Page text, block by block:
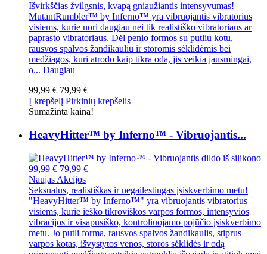
Išvirkščias žvilgsnis, kvapą gniaužiantis intensyvumas!
MutantRumbler™ by Inferno™ yra vibruojantis vibratorius
visiems, kurie nori daugiau nei tik realistiško vibratoriaus ar
paprasto vibratoriaus. Dėl penio formos su putliu kotu,
rausvos spalvos žandikauliu ir storomis sėklidėmis bei
medžiagos, kuri atrodo kaip tikra oda, jis veikia jausmingai,
o... Daugiau
99,99 € 79,99 €
Į krepšelį Pirkinių krepšelis
Sumažinta kaina!
HeavyHitter™ by Inferno™ - Vibruojantis...
99,99 € 79,99 €
Naujas Akcijos
Seksualus, realistiškas ir negailestingas įsiskverbimo metu!
"HeavyHitter™ by Inferno™" yra vibruojantis vibratorius
visiems, kurie ieško tikroviškos varpos formos, intensyvios
vibracijos ir visapusiško, kontroliuojamo pojūčio įsiskverbimo
metu. Jo putli forma, rausvos spalvos žandikaulis, stiprus
varpos kotas, išvystytos venos, storos sėklidės ir odą